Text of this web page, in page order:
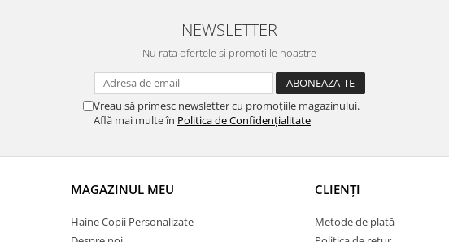
NEWSLETTER
Nu rata ofertele si promotiile noastre
Vreau să primesc newsletter cu promoțiile magazinului.
Află mai multe în Politica de Confidențialitate
MAGAZINUL MEU
Haine Copii Personalizate
CLIENȚI
Metode de plată